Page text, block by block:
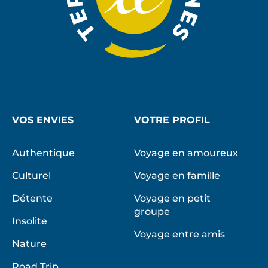
VOS ENVIES
Authentique
Culturel
Détente
Insolite
Nature
VOTRE PROFIL
Voyage en amoureux
Voyage en famille
Voyage en petit
groupe
Voyage entre amis